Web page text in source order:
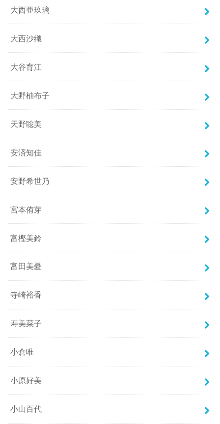
大西亜玖璃
大西沙織
大谷育江
大野柚布子
天野聡美
安済知佳
安野希世乃
宮本侑芽
富樫美鈴
富田美憂
寺崎裕香
寿美菜子
小倉唯
小原好美
小山百代